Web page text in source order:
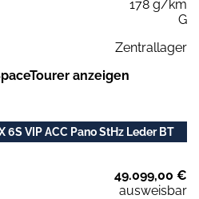
178 g/km
G
Zentrallager
anzeigen
6S VIP ACC Pano StHz Leder BT
49.099,00 €
ausweisbar